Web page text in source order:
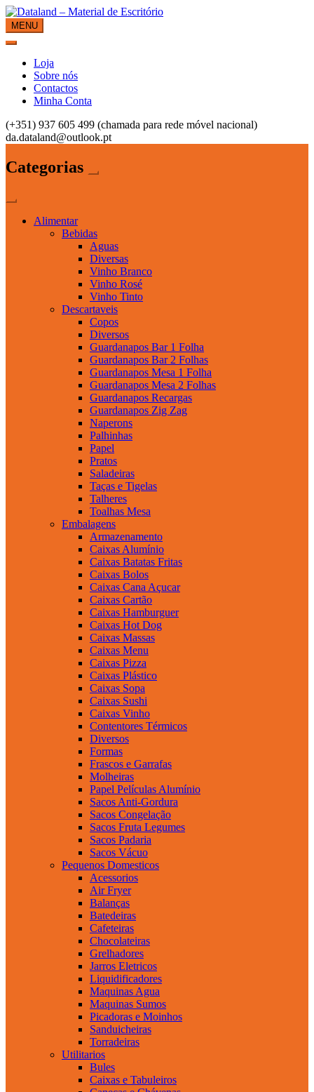
Skip
to
content
Dataland – Material de Escritório
Material de Escritório
MENU
Loja
Sobre nós
Contactos
Minha Conta
(+351) 937 605 499 (chamada para rede móvel nacional)
da.dataland@outlook.pt
Categorias
Alimentar
Bebidas
Aguas
Diversas
Vinho Branco
Vinho Rosé
Vinho Tinto
Descartaveis
Copos
Diversos
Guardanapos Bar 1 Folha
Guardanapos Bar 2 Folhas
Guardanapos Mesa 1 Folha
Guardanapos Mesa 2 Folhas
Guardanapos Recargas
Guardanapos Zig Zag
Naperons
Palhinhas
Papel
Pratos
Saladeiras
Taças e Tigelas
Talheres
Toalhas Mesa
Embalagens
Armazenamento
Caixas Alumínio
Caixas Batatas Fritas
Caixas Bolos
Caixas Cana Açucar
Caixas Cartão
Caixas Hamburguer
Caixas Hot Dog
Caixas Massas
Caixas Menu
Caixas Pizza
Caixas Plástico
Caixas Sopa
Caixas Sushi
Caixas Vinho
Contentores Térmicos
Diversos
Formas
Frascos e Garrafas
Molheiras
Papel Películas Alumínio
Sacos Anti-Gordura
Sacos Congelação
Sacos Fruta Legumes
Sacos Padaria
Sacos Vácuo
Pequenos Domesticos
Acessorios
Air Fryer
Balanças
Batedeiras
Cafeteiras
Chocolateiras
Grelhadores
Jarros Eletricos
Liquidificadores
Maquinas Agua
Maquinas Sumos
Picadoras e Moinhos
Sanduicheiras
Torradeiras
Utilitarios
Bules
Caixas e Tabuleiros